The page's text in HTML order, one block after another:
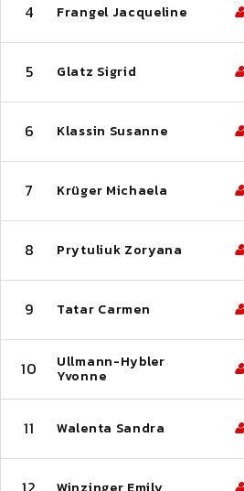
4 Frangel Jacqueline
5 Glatz Sigrid
6 Klassin Susanne
7 Krüger Michaela
8 Prytuliuk Zoryana
9 Tatar Carmen
10 Ullmann-Hybler
Yvonne
11 Walenta Sandra